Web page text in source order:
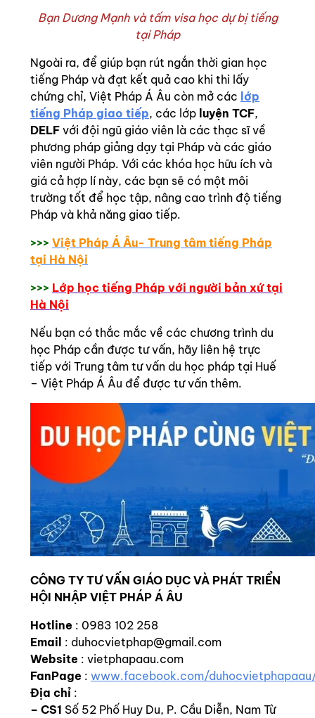
Bạn Dương Mạnh và tấm visa học dự bị tiếng
tại Pháp
Ngoài ra, để giúp bạn rút ngắn thời gian học
tiếng Pháp và đạt kết quả cao khi thi lấy
chứng chỉ, Việt Pháp Á Âu còn mở các lớp
tiếng Pháp giao tiếp, các lớp luyện TCF,
DELF với đội ngũ giáo viên là các thạc sĩ về
phương pháp giảng dạy tại Pháp và các giáo
viên người Pháp. Với các khóa học hữu ích và
giá cả hợp lí này, các bạn sẽ có một môi
trường tốt để học tập, nâng cao trình độ tiếng
Pháp và khả năng giao tiếp.
>>> Việt Pháp Á Âu- Trung tâm tiếng Pháp
tại Hà Nội
>>> Lớp học tiếng Pháp với người bản xứ tại
Hà Nội
Nếu bạn có thắc mắc về các chương trình du
học Pháp cần được tư vấn, hãy liên hệ trực
tiếp với Trung tâm tư vấn du học pháp tại Huế
– Việt Pháp Á Âu để được tư vấn thêm.
CÔNG TY TƯ VẤN GIÁO DỤC VÀ PHÁT TRIỂN
HỘI NHẬP VIỆT PHÁP Á ÂU
Hotline : 0983 102 258
Email : duhocvietphap@gmail.com
Website : vietphapaau.com
FanPage : www.facebook.com/
Địa chỉ :
– CS1 Số 52 Phố Huy Du, P. Cầu Diễn, Nam Từ